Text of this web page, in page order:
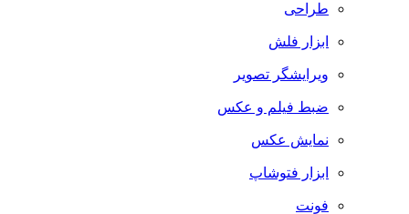
طراحی
ابزار فلش
ویرایشگر تصویر
ضبط فيلم و عكس
نمایش عکس
ابزار فتوشاپ
فونت